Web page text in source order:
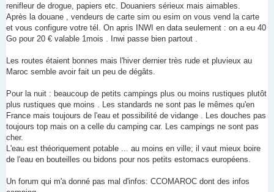
renifleur de drogue, papiers etc. Douaniers sérieux mais aimables.
Après la douane , vendeurs de carte sim ou esim on vous vend la carte
et vous configure votre tél. On apris INWI en data seulement : on a eu 40
Go pour 20 € valable 1mois . Inwi passe bien partout .
Les routes étaient bonnes mais l'hiver dernier très rude et pluvieux au
Maroc semble avoir fait un peu de dégâts.
Pour la nuit : beaucoup de petits campings plus ou moins rustiques plutôt
plus rustiques que moins . Les standards ne sont pas le mêmes qu'en
France mais toujours de l'eau et possibilité de vidange . Les douches pas
toujours top mais on a celle du camping car. Les campings ne sont pas
cher.
L'eau est théoriquement potable ... au moins en ville; il vaut mieux boire
de l'eau en bouteilles ou bidons pour nos petits estomacs européens.
Un forum qui m'a donné pas mal d'infos: CCOMAROC dont des infos